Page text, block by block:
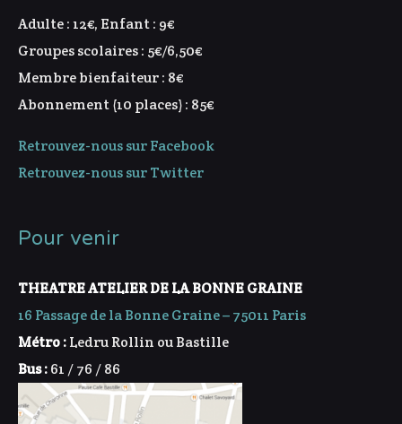
Adulte : 12€, Enfant : 9€
Groupes scolaires : 5€/6,50€
Membre bienfaiteur : 8€
Abonnement (10 places) : 85€
Retrouvez-nous sur Facebook
Retrouvez-nous sur Twitter
Pour venir
THEATRE ATELIER DE LA BONNE GRAINE
16 Passage de la Bonne Graine – 75011 Paris
Métro :Ledru Rollin ou Bastille
Bus :61 / 76 / 86